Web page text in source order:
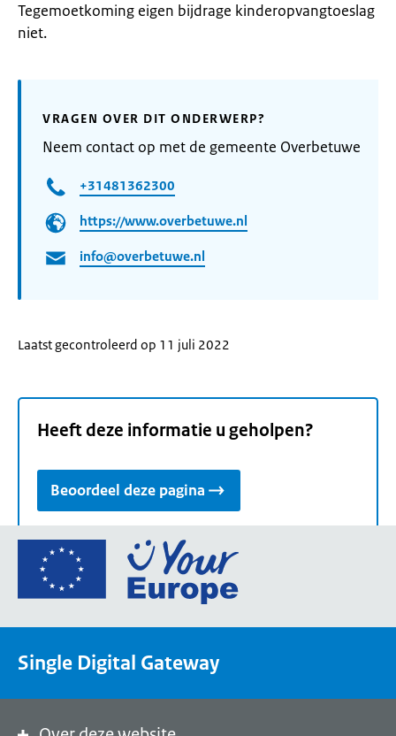
Tegemoetkoming eigen bijdrage kinderopvangtoeslag
niet.
VRAGEN OVER DIT ONDERWERP?
Neem contact op met de gemeente Overbetuwe
+31481362300
https://www.overbetuwe.nl
info@overbetuwe.nl
Laatst gecontroleerd op 11 juli 2022
Heeft deze informatie u geholpen?
Beoordeel deze pagina
Ga
de
een
Single Digital Gateway